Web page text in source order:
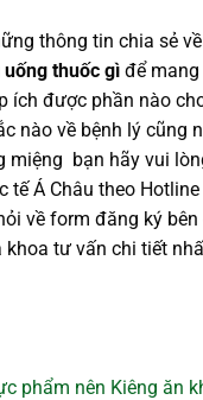
thông tin chia sẻ
thuốc gì để
ích được phần nào
nào về bệnh lý cũng
miệng bạn hãy vui
tế Á Châu theo
về form đăng ký
khoa tư vấn chi tiết
phẩm nên Kiêng ăn